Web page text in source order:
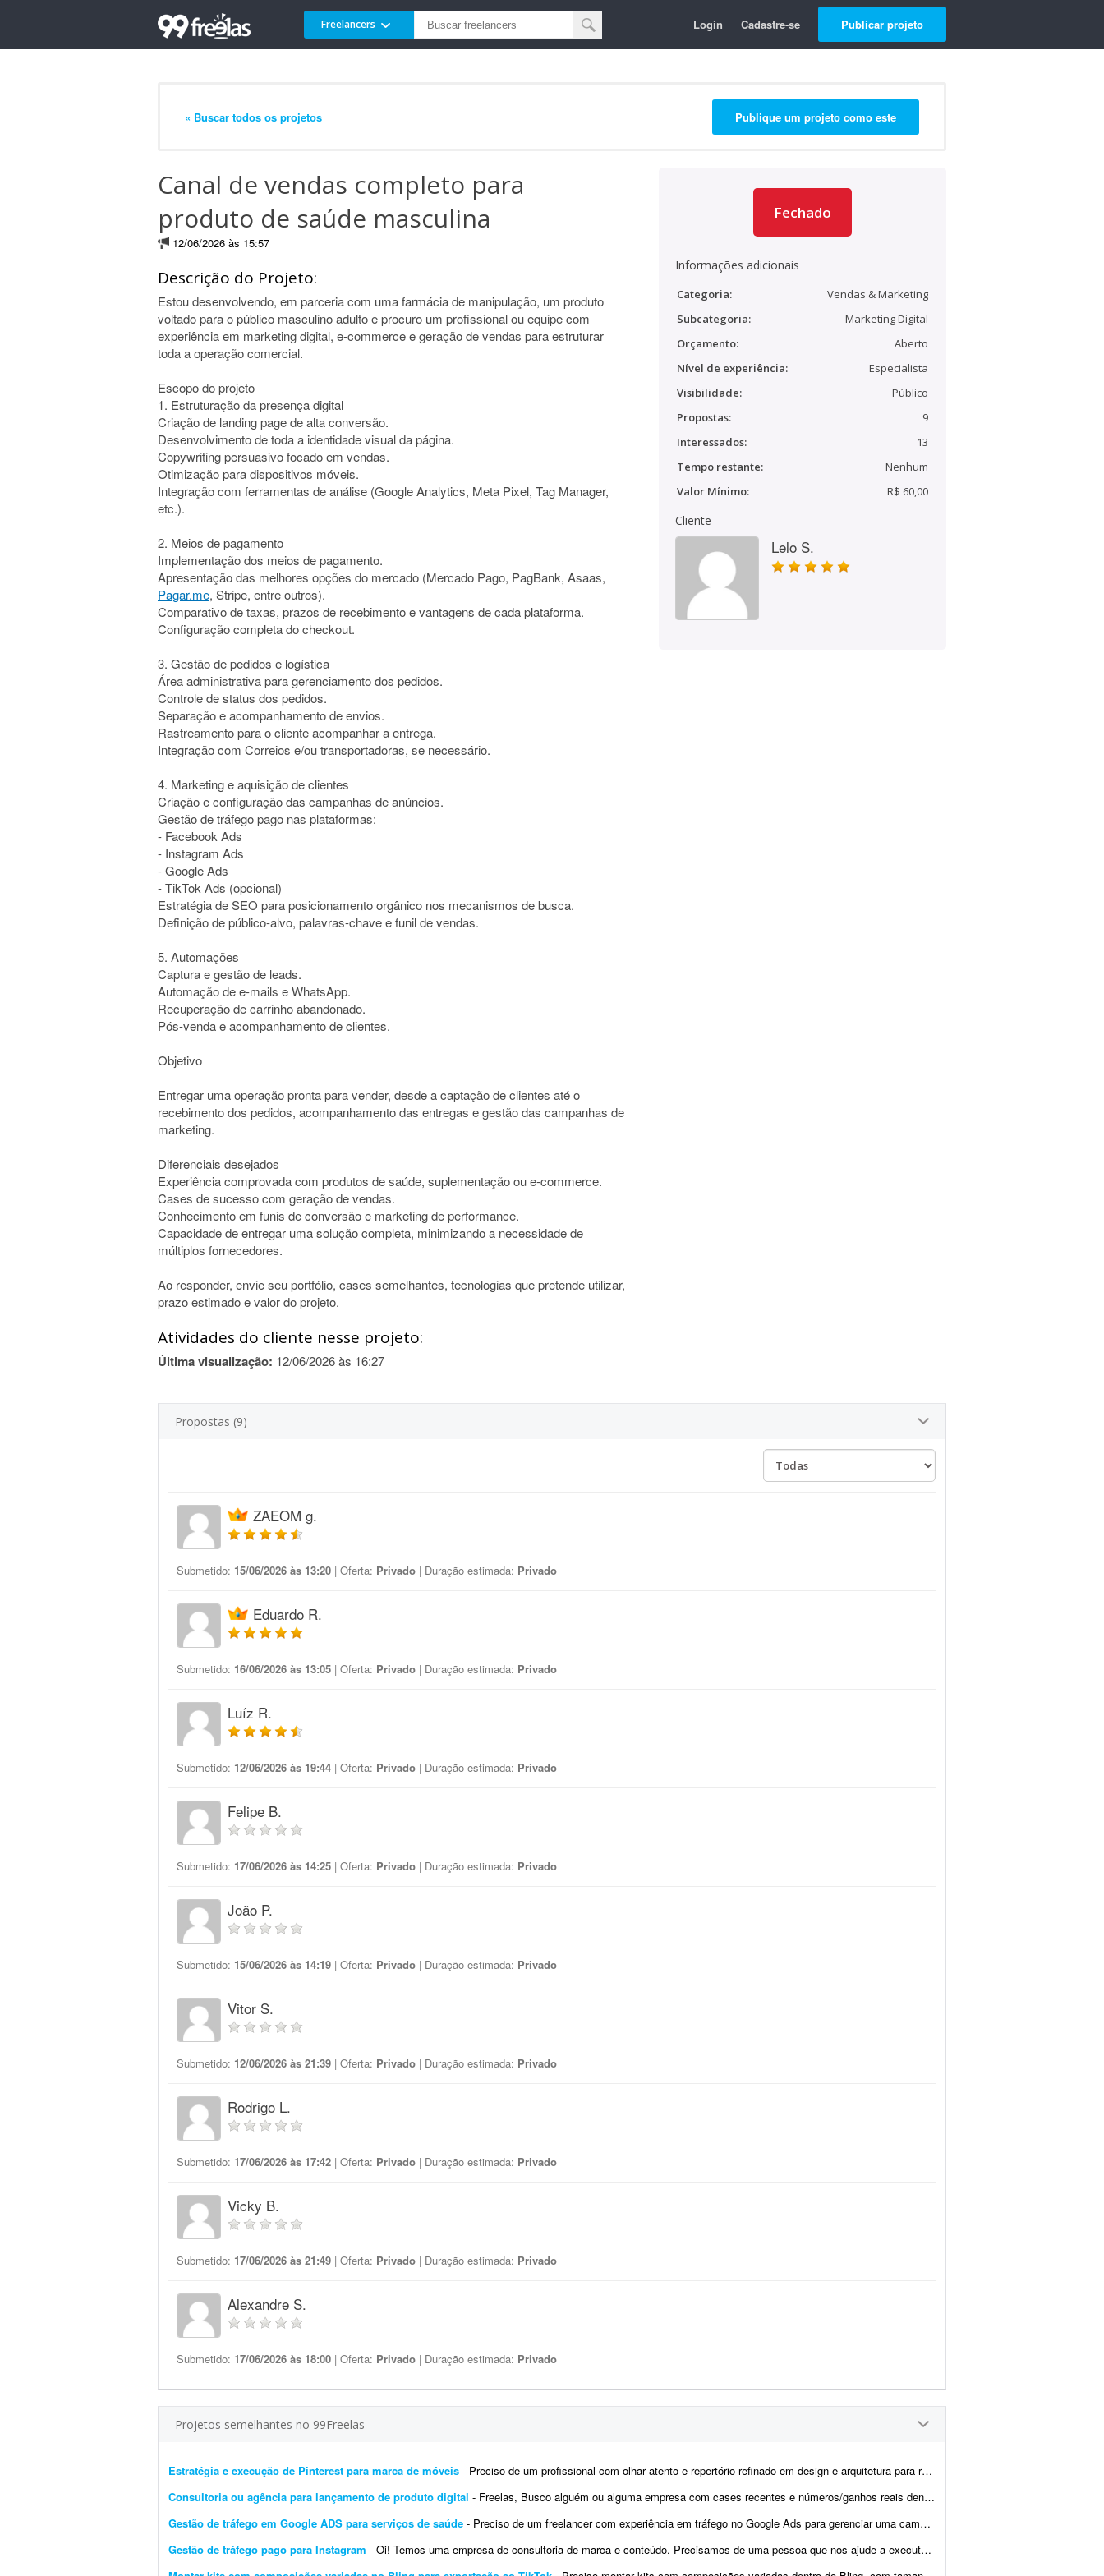
Freelancers Login Cadastre-se Publicar projeto
« Buscar todos os projetos Publique um projeto como este
Canal de vendas completo para
produto de saúde masculina
12/06/2026 às 15:57
Descrição do Projeto:
Estou desenvolvendo, em parceria com uma farmácia de manipulação, um produto
voltado para o público masculino adulto e procuro um profissional ou equipe com
experiência em marketing digital, e-commerce e geração de vendas para estruturar
toda a operação comercial.
Escopo do projeto
1. Estruturação da presença digital
Criação de landing page de alta conversão.
Desenvolvimento de toda a identidade visual da página.
Copywriting persuasivo focado em vendas.
Otimização para dispositivos móveis.
Integração com ferramentas de análise (Google Analytics, Meta Pixel, Tag Manager,
etc.).
2. Meios de pagamento
Implementação dos meios de pagamento.
Apresentação das melhores opções do mercado (Mercado Pago, PagBank, Asaas,
Pagar.me, Stripe, entre outros).
Comparativo de taxas, prazos de recebimento e vantagens de cada plataforma.
Configuração completa do checkout.
3. Gestão de pedidos e logística
Área administrativa para gerenciamento dos pedidos.
Controle de status dos pedidos.
Separação e acompanhamento de envios.
Rastreamento para o cliente acompanhar a entrega.
Integração com Correios e/ou transportadoras, se necessário.
4. Marketing e aquisição de clientes
Criação e configuração das campanhas de anúncios.
Gestão de tráfego pago nas plataformas:
- Facebook Ads
- Instagram Ads
- Google Ads
- TikTok Ads (opcional)
Estratégia de SEO para posicionamento orgânico nos mecanismos de busca.
Definição de público-alvo, palavras-chave e funil de vendas.
5. Automações
Captura e gestão de leads.
Automação de e-mails e WhatsApp.
Recuperação de carrinho abandonado.
Pós-venda e acompanhamento de clientes.
Objetivo
Entregar uma operação pronta para vender, desde a captação de clientes até o
recebimento dos pedidos, acompanhamento das entregas e gestão das campanhas de
marketing.
Diferenciais desejados
Experiência comprovada com produtos de saúde, suplementação ou e-commerce.
Cases de sucesso com geração de vendas.
Conhecimento em funis de conversão e marketing de performance.
Capacidade de entregar uma solução completa, minimizando a necessidade de
múltiplos fornecedores.
Ao responder, envie seu portfólio, cases semelhantes, tecnologias que pretende utilizar,
prazo estimado e valor do projeto.
Atividades do cliente nesse projeto:
Última visualização: 12/06/2026 às 16:27
Fechado
Informações adicionais
Categoria:
Vendas & Marketing
Subcategoria:
Marketing Digital
Orçamento:
Aberto
Nível de experiência:
Especialista
Visibilidade:
Público
Propostas:
9
Interessados:
13
Tempo restante:
Nenhum
Valor Mínimo:
R$ 60,00
Cliente
Lelo S.
Propostas (9)
ZAEOM g.
Submetido: 15/06/2026 às 13:20 | Oferta: Privado | Duração estimada: Privado
Eduardo R.
Submetido: 16/06/2026 às 13:05 | Oferta: Privado | Duração estimada: Privado
Luíz R.
Submetido: 12/06/2026 às 19:44 | Oferta: Privado | Duração estimada: Privado
Felipe B.
Submetido: 17/06/2026 às 14:25 | Oferta: Privado | Duração estimada: Privado
João P.
Submetido: 15/06/2026 às 14:19 | Oferta: Privado | Duração estimada: Privado
Vitor S.
Submetido: 12/06/2026 às 21:39 | Oferta: Privado | Duração estimada: Privado
Rodrigo L.
Submetido: 17/06/2026 às 17:42 | Oferta: Privado | Duração estimada: Privado
Vicky B.
Submetido: 17/06/2026 às 21:49 | Oferta: Privado | Duração estimada: Privado
Alexandre S.
Submetido: 17/06/2026 às 18:00 | Oferta: Privado | Duração estimada: Privado
Projetos semelhantes no 99Freelas
Estratégia e execução de Pinterest para marca de móveis - Preciso de um profissional com olhar atento e repertório refinado em design e arquitetura para repensar e construir a estratégia do Pinterest da minha marca de móveis. O proje...
Consultoria ou agência para lançamento de produto digital - Freelas, Busco alguém ou alguma empresa com cases recentes e números/ganhos reais dentro do lançamento de produtos digitais. Informações: - tenho orçame...
Gestão de tráfego em Google ADS para serviços de saúde - Preciso de um freelancer com experiência em tráfego no Google Ads para gerenciar uma campanha local voltada a serviços de saúde. No momento o investimento em créd...
Gestão de tráfego pago para Instagram - Oi! Temos uma empresa de consultoria de marca e conteúdo. Precisamos de uma pessoa que nos ajude a executar tráfego pago no Instagram para nossos clientes. Temos todo o contexto dos ...